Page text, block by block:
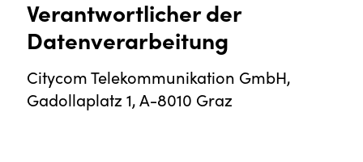
Verantwortlicher der
Datenverarbeitung
Citycom Telekommunikation GmbH,
Gadollaplatz 1, A-8010 Graz